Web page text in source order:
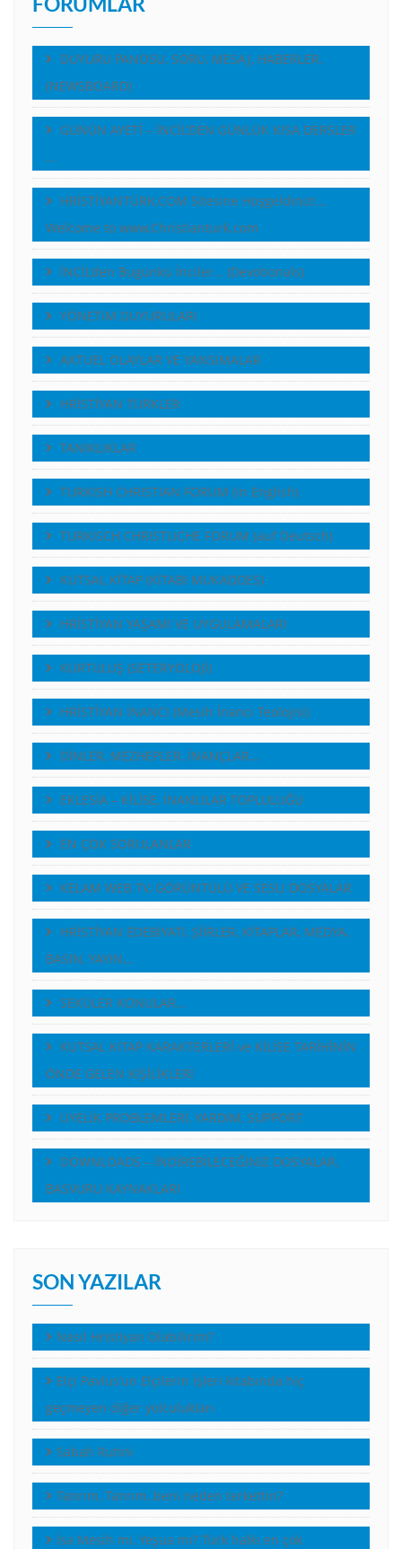
DUYURU PANOSU, SORU, MESAJ, HABERLER,
(NEWSBOARD)
GÜNÜN AYETİ – İNCİL’DEN GÜNLÜK KISA DERSLER
…
HRİSTİYANTÜRK.COM Sitesine Hoşgeldiniz!…
Welcome to www.Christianturk.com
İNCİL’den Bugünkü İnciler… (Devotionals)
YÖNETiM DUYURULARI
AKTUEL OLAYLAR VE YANSIMALAR
HRİSTİYAN TÜRKLER
TANIKLIKLAR
TURKISH CHRISTIAN FORUM (in English)
TURKISCH CHRISTLICHE FORUM (auf Deutsch)
KUTSAL KİTAP (KİTABI MUKADDES)
HRİSTİYAN YAŞAMI VE UYGULAMALARI
KURTULUŞ (SETERYOLOJİ)
HRİSTİYAN İNANCI (Mesih İnancı Teolojisi)
DİNLER, MEZHEPLER, İNANÇLAR…
EKLESİA – KİLİSE, İNANLILAR TOPLULUĞU
EN ÇOK SORULANLAR
KELAM WEB TV, GÖRÜNTÜLÜ VE SESLI DOSYALAR
HRİSTİYAN EDEBİYATI, ŞİİRLER, KİTAPLAR, MEDYA,
BASIN, YAYIN…
SEKÜLER KONULAR…
KUTSAL KITAP KARAKTERLERİ ve KİLİSE TARİHİNİN
ÖNDE GELEN KİŞİLİKLERİ
ÜYELİK PROBLEMLERİ, YARDIM, SUPPORT
DOWNLOADS – İNDİREBİLECEĞİNİZ DOSYALAR,
BASVURU KAYNAKLARI
SON YAZILAR
Nasıl Hristiyan Olabilirim?
Elçi Pavlus’un Elçilerin İşleri kitabında hiç
geçmeyen diğer yolculukları
Sabah Rutini
Tanrım, Tanrım, beni neden terkettin?
İsa Mesih mi, Yeşua mı? Türk halkı en çok